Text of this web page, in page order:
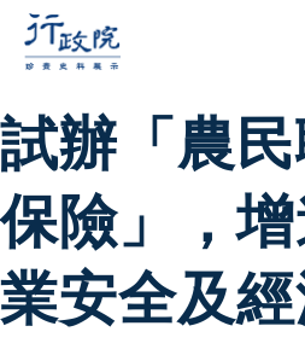
要
內
容
試辦「農
保險」，
業安全及經